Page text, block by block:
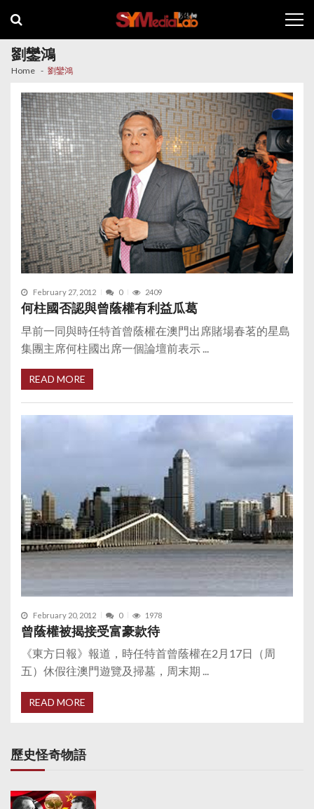
navigation
content
劉鑾鴻
Home 劉鑾鴻
February 27, 2012 0 2409
何柱國否認與曾蔭權有利益瓜葛
早前一同與時任特首曾蔭權在澳門出席賭場春茗的星島
集團主席何柱國出席一個論壇前表示 ...
READ MORE
February 20, 2012 0 1978
曾蔭權被揭接受富豪款待
《東方日報》報道，時任特首曾蔭權在2月17日（周
五）休假往澳門遊覽及掃墓，周末期 ...
READ MORE
歷史怪奇物語